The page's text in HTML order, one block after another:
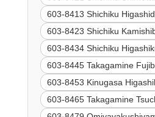
603-8413 Shichiku
603-8423 Shichiku
603-8434 Shichiku
603-8445 Takagamine
603-8453 Kinugasa
603-8465 Takagamine